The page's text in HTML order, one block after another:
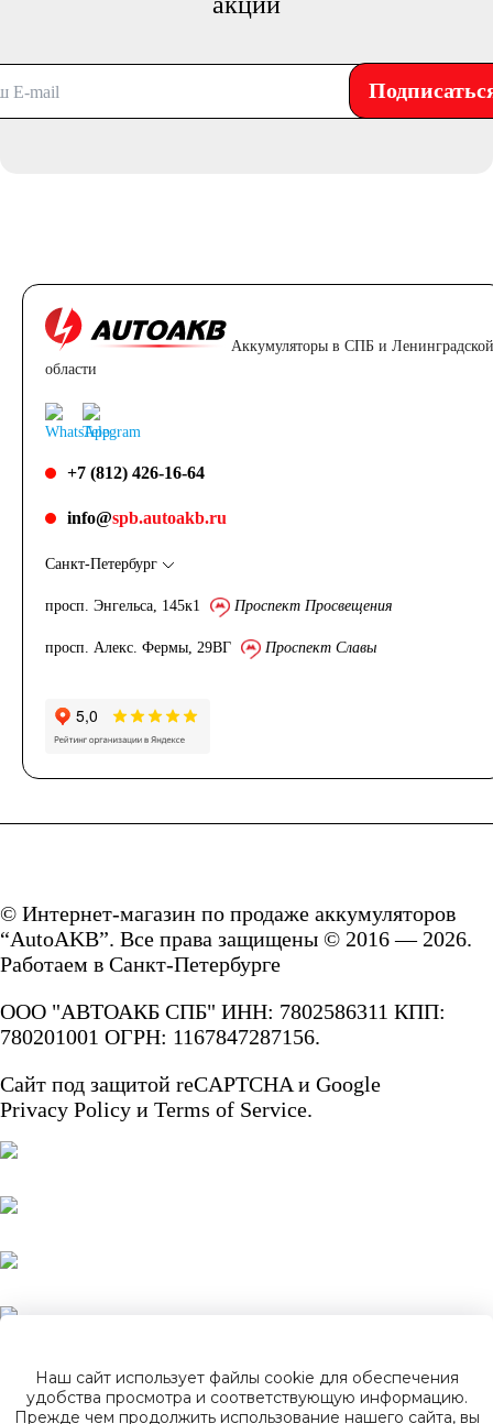
Аккумуляторы в СПБ и Ленинградской
области
+7 (812) 426-16-64
info@spb.autoakb.ru
Санкт-Петербург
просп. Энгельса, 145к1 Проспект Просвещения
просп. Алекс. Фермы, 29ВГ Проспект Славы
© Интернет-магазин по продаже аккумуляторов
“AutoAKB”. Все права защищены © 2016 — 2026.
Работаем в Санкт-Петербурге
ООО "АВТОАКБ СПБ" ИНН: 7802586311 КПП:
780201001 ОГРН: 1167847287156.
Сайт под защитой reCAPTCHA и Google
Privacy Policy и Terms of Service.
Наш сайт использует файлы cookie для обеспечения
удобства просмотра и соответствующую информацию.
Прежде чем продолжить использование нашего сайта, вы